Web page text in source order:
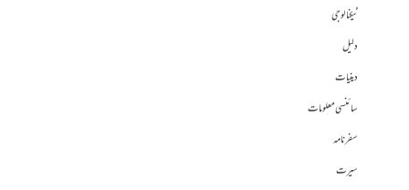
ٹیکنالوجی
دلیل
دینیات
سائنسی معلومات
سفرنامہ
سیرت